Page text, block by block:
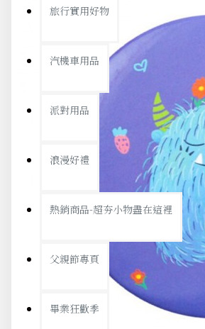
旅行實用好物
汽機車用品
派對用品
浪漫好禮
熱銷商品-超夯小物盡在這裡
父親節專頁
畢業狂歡季